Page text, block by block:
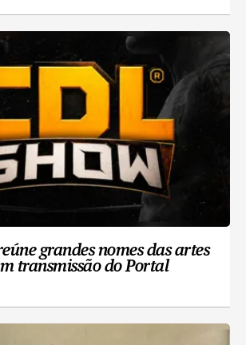
grandes nomes das artes
transmissão do Portal